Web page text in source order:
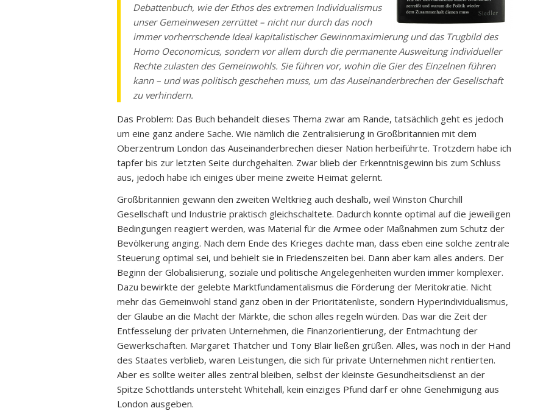
Debattenbuch, wie der Ethos des extremen Individualismus
unser Gemeinwesen zerrüttet – nicht nur durch das noch
immer vorherrschende Ideal kapitalistischer Gewinnmaximierung und das Trugbild des
Homo Oeconomicus, sondern vor allem durch die permanente Ausweitung individueller
Rechte zulasten des Gemeinwohls. Sie führen vor, wohin die Gier des Einzelnen führen
kann – und was politisch geschehen muss, um das Auseinanderbrechen der Gesellschaft
zu verhindern.
Das Problem: Das Buch behandelt dieses Thema zwar am Rande, tatsächlich geht es jedoch
um eine ganz andere Sache. Wie nämlich die Zentralisierung in Großbritannien mit dem
Oberzentrum London das Auseinanderbrechen dieser Nation herbeiführte. Trotzdem habe ich
tapfer bis zur letzten Seite durchgehalten. Zwar blieb der Erkenntnisgewinn bis zum Schluss
aus, jedoch habe ich einiges über meine zweite Heimat gelernt.
Großbritannien gewann den zweiten Weltkrieg auch deshalb, weil Winston Churchill
Gesellschaft und Industrie praktisch gleichschaltete. Dadurch konnte optimal auf die jeweiligen
Bedingungen reagiert werden, was Material für die Armee oder Maßnahmen zum Schutz der
Bevölkerung anging. Nach dem Ende des Krieges dachte man, dass eben eine solche zentrale
Steuerung optimal sei, und behielt sie in Friedenszeiten bei. Dann aber kam alles anders. Der
Beginn der Globalisierung, soziale und politische Angelegenheiten wurden immer komplexer.
Dazu bewirkte der gelebte Marktfundamentalismus die Förderung der Meritokratie. Nicht
mehr das Gemeinwohl stand ganz oben in der Prioritätenliste, sondern Hyperindividualismus,
der Glaube an die Macht der Märkte, die schon alles regeln würden. Das war die Zeit der
Entfesselung der privaten Unternehmen, die Finanzorientierung, der Entmachtung der
Gewerkschaften. Margaret Thatcher und Tony Blair ließen grüßen. Alles, was noch in der Hand
des Staates verblieb, waren Leistungen, die sich für private Unternehmen nicht rentierten.
Aber es sollte weiter alles zentral bleiben, selbst der kleinste Gesundheitsdienst an der
Spitze Schottlands untersteht Whitehall, kein einziges Pfund darf er ohne Genehmigung aus
London ausgeben.